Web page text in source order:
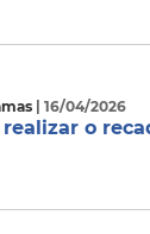
| 16/04/2026
o